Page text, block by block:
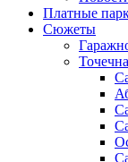
Платные
Сюжеты